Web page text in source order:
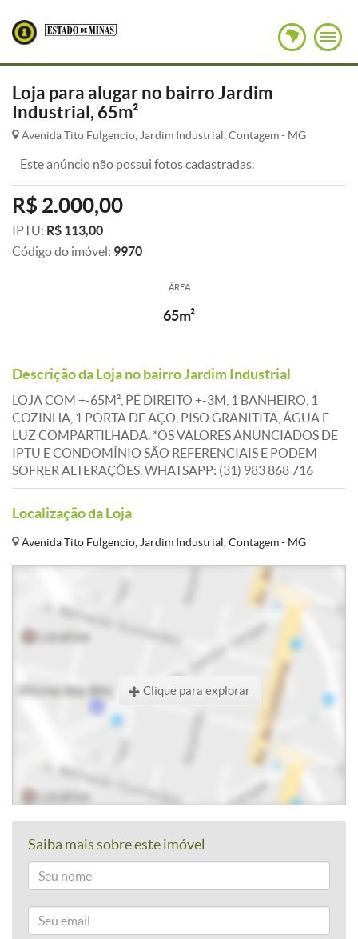
Loja para alugar no bairro Jardim
Industrial, 65m²
Avenida Tito Fulgencio, Jardim Industrial, Contagem - MG
Este anúncio não possui fotos cadastradas.
R$ 2.000,00
IPTU: R$ 113,00
Código do imóvel: 9970
ÁREA
65m²
Descrição da Loja no bairro Jardim Industrial
LOJA COM +-65M², PÉ DIREITO +-3M, 1 BANHEIRO, 1
COZINHA, 1 PORTA DE AÇO, PISO GRANITITA, ÁGUA E
LUZ COMPARTILHADA. *OS VALORES ANUNCIADOS DE
IPTU E CONDOMÍNIO SÃO REFERENCIAIS E PODEM
SOFRER ALTERAÇÕES. WHATSAPP: (31) 983 868 716
Localização da Loja
Avenida Tito Fulgencio, Jardim Industrial, Contagem - MG
Clique para explorar
Saiba mais sobre este imóvel